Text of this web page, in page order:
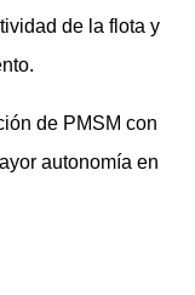
de la flota y
de PMSM con
autonomía en